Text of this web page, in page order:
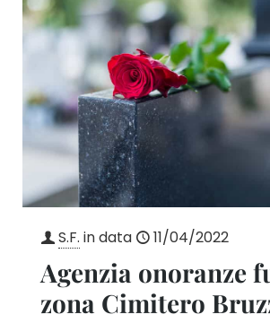
S.F. in data 11/04/2022
Agenzia onoranze
zona Cimitero